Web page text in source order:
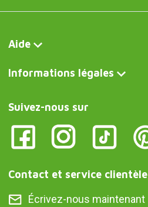
Aide
Informations légales
Suivez-nous sur
Contact et service clientèle
Écrivez-nous maintenant